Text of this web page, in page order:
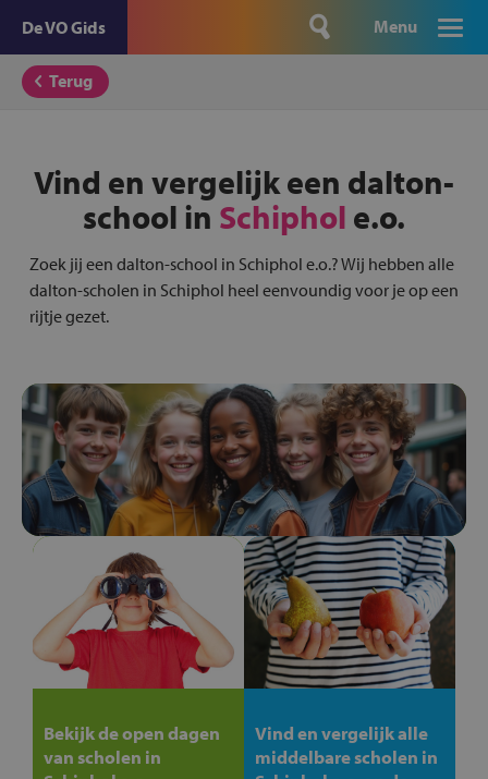
De VO Gids Menu
Terug
Vind en vergelijk een dalton-
school in Schiphol e.o.
Zoek jij een dalton-school in Schiphol e.o.? Wij hebben alle
dalton-scholen in Schiphol heel eenvoundig voor je op een
rijtje gezet.
Bekijk de open dagen
van scholen in
Vind en vergelijk alle
middelbare scholen in